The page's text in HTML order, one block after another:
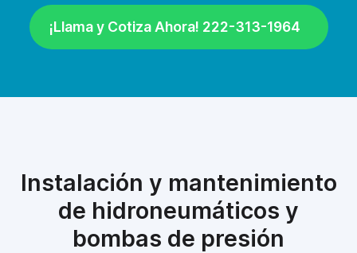
¡Llama y Cotiza Ahora! 222-313-1964
Instalación y mantenimiento
de hidroneumáticos y
bombas de presión